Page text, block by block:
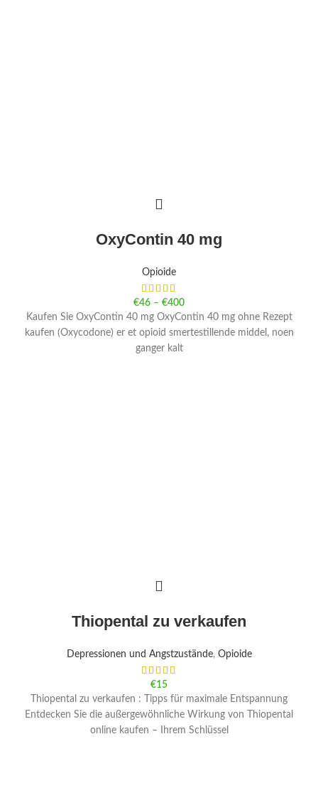
OxyContin 40 mg
Opioide
€46 – €400
Kaufen Sie OxyContin 40 mg OxyContin 40 mg ohne Rezept
kaufen (Oxycodone) er et opioid smertestillende middel, noen
ganger kalt
Thiopental zu verkaufen
Depressionen und Angstzustände, Opioide
€15
Thiopental zu verkaufen : Tipps für maximale Entspannung
Entdecken Sie die außergewöhnliche Wirkung von Thiopental
online kaufen – Ihrem Schlüssel